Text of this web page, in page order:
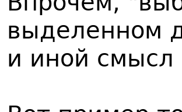
выделенном
и иной